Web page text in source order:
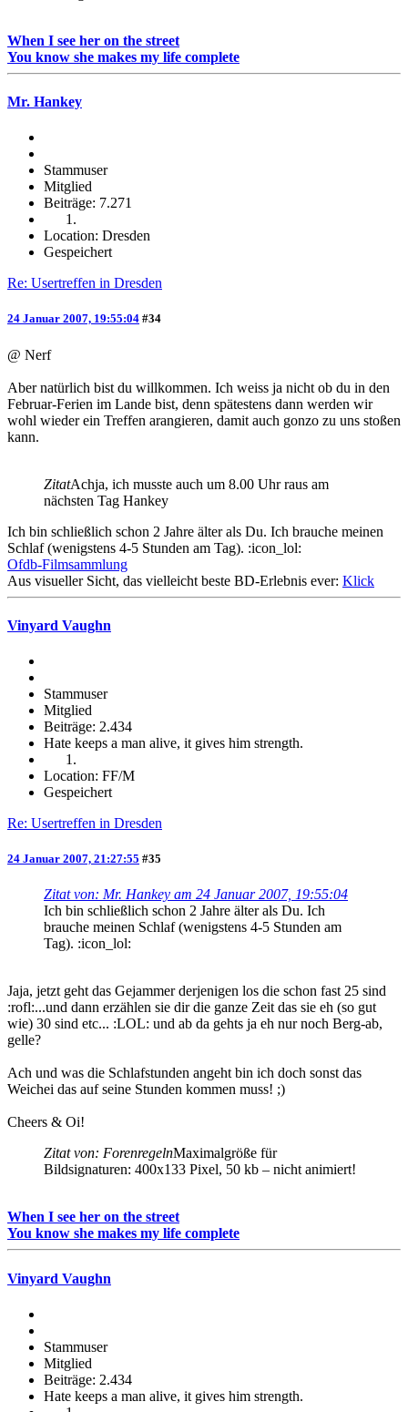
When I see her on the street
You know she makes my life complete
Mr. Hankey
Stammuser
Mitglied
Beiträge: 7.271
Location: Dresden
Gespeichert
Re: Usertreffen in Dresden
24 Januar 2007, 19:55:04 #34
@ Nerf
Aber natürlich bist du willkommen. Ich weiss ja nicht ob du in den
Februar-Ferien im Lande bist, denn spätestens dann werden wir
wohl wieder ein Treffen arangieren, damit auch gonzo zu uns stoßen
kann.
ZitatAchja, ich musste auch um 8.00 Uhr raus am
nächsten Tag Hankey
Ich bin schließlich schon 2 Jahre älter als Du. Ich brauche meinen
Schlaf (wenigstens 4-5 Stunden am Tag). :icon_lol:
Ofdb-Filmsammlung
Aus visueller Sicht, das vielleicht beste BD-Erlebnis ever: Klick
Vinyard Vaughn
Stammuser
Mitglied
Beiträge: 2.434
Hate keeps a man alive, it gives him strength.
Location: FF/M
Gespeichert
Re: Usertreffen in Dresden
24 Januar 2007, 21:27:55 #35
Zitat von: Mr. Hankey am 24 Januar 2007, 19:55:04
Ich bin schließlich schon 2 Jahre älter als Du. Ich
brauche meinen Schlaf (wenigstens 4-5 Stunden am
Tag). :icon_lol:
Jaja, jetzt geht das Gejammer derjenigen los die schon fast 25 sind
:rofl:...und dann erzählen sie dir die ganze Zeit das sie eh (so gut
wie) 30 sind etc... :LOL: und ab da gehts ja eh nur noch Berg-ab,
gelle?
Ach und was die Schlafstunden angeht bin ich doch sonst das
Weichei das auf seine Stunden kommen muss! ;)
Cheers & Oi!
Zitat von: ForenregelnMaximalgröße für
Bildsignaturen: 400x133 Pixel, 50 kb – nicht animiert!
When I see her on the street
You know she makes my life complete
Vinyard Vaughn
Stammuser
Mitglied
Beiträge: 2.434
Hate keeps a man alive, it gives him strength.